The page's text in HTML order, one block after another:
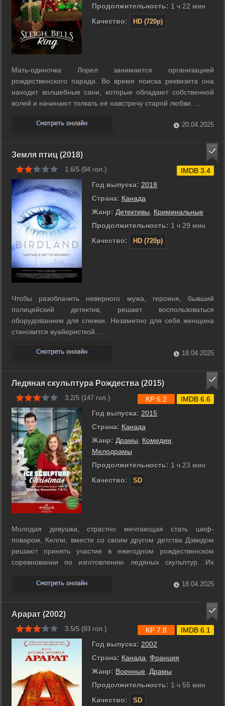
Продолжительность: 1 ч 22 мин
Качество:
HD (720p)
Мать-одиночка Лорел занимается организацией
рождественского парада. Во время поиска реквизита она
находит волшебные сани, которые обладают собственной
волей и начинают толкать её навстречу старой любви. ...
20.04.2025
Земля птиц (2018)
1.6/5 (94 гол.)
Год выпуска: 2018
Страна: Канада
Жанр: Детективы
Криминальные
Продолжительность: 1 ч 29 мин
Качество:
HD (720p)
IMDB 3.4
Чтобы разоблачить неверного мужа, героиня, бывший
полицейский детектив, решает воспользоваться
оборудованием для слежки. Незаметно для себя женщина
становится вуайеристкой. ...
18.04.2025
Ледяная скульптура Рождества (2015)
3.2/5 (147 гол.)
Год выпуска: 2015
Страна: Канада
Жанр: Драмы Комедии
Мелодрамы
Продолжительность: 1 ч 23 мин
Качество:
SD
KP 6.2 IMDB 6.6
Молодая девушка, страстно мечтающая стать шеф-
поваром, Келли, вместе со своим другом детства Дэвидом
решают принять участие в ежегодном рождественском
соревновании по изготовлению ледяных скульптур. Их
главным соперником выступает профессиональный шеф-
повар, босс Келли. Это Рождество будет как никогда горячим
и романтичным! ...
18.04.2025
Арарат (2002)
3.5/5 (93 гол.)
Год выпуска: 2002
Страна: Канада, Франция
Жанр: Военные, Драмы
Продолжительность: 1 ч 55 мин
Качество:
SD
KP 7.8 IMDB 6.1